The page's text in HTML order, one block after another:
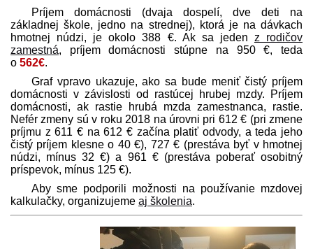
Príjem domácnosti (dvaja dospelí, dve deti na
základnej škole, jedno na strednej), ktorá je na dávkach
hmotnej núdzi, je okolo 388 €. Ak sa jeden z rodičov
zamestná, príjem domácnosti stúpne na 950 €, teda
o 562€.
Graf vpravo ukazuje, ako sa bude meniť čistý príjem
domácnosti v závislosti od rastúcej hrubej mzdy. Príjem
domácnosti, ak rastie hrubá mzda zamestnanca, rastie.
Nefér zmeny sú v roku 2018 na úrovni pri 612 € (pri zmene
príjmu z 611 € na 612 € začína platiť odvody, a teda jeho
čistý príjem klesne o 40 €), 727 € (prestáva byť v hmotnej
núdzi, mínus 32 €) a 961 € (prestáva poberať osobitný
príspevok, mínus 125 €).
Aby sme podporili možnosti na používanie mzdovej
kalkulačky, organizujeme aj školenia.